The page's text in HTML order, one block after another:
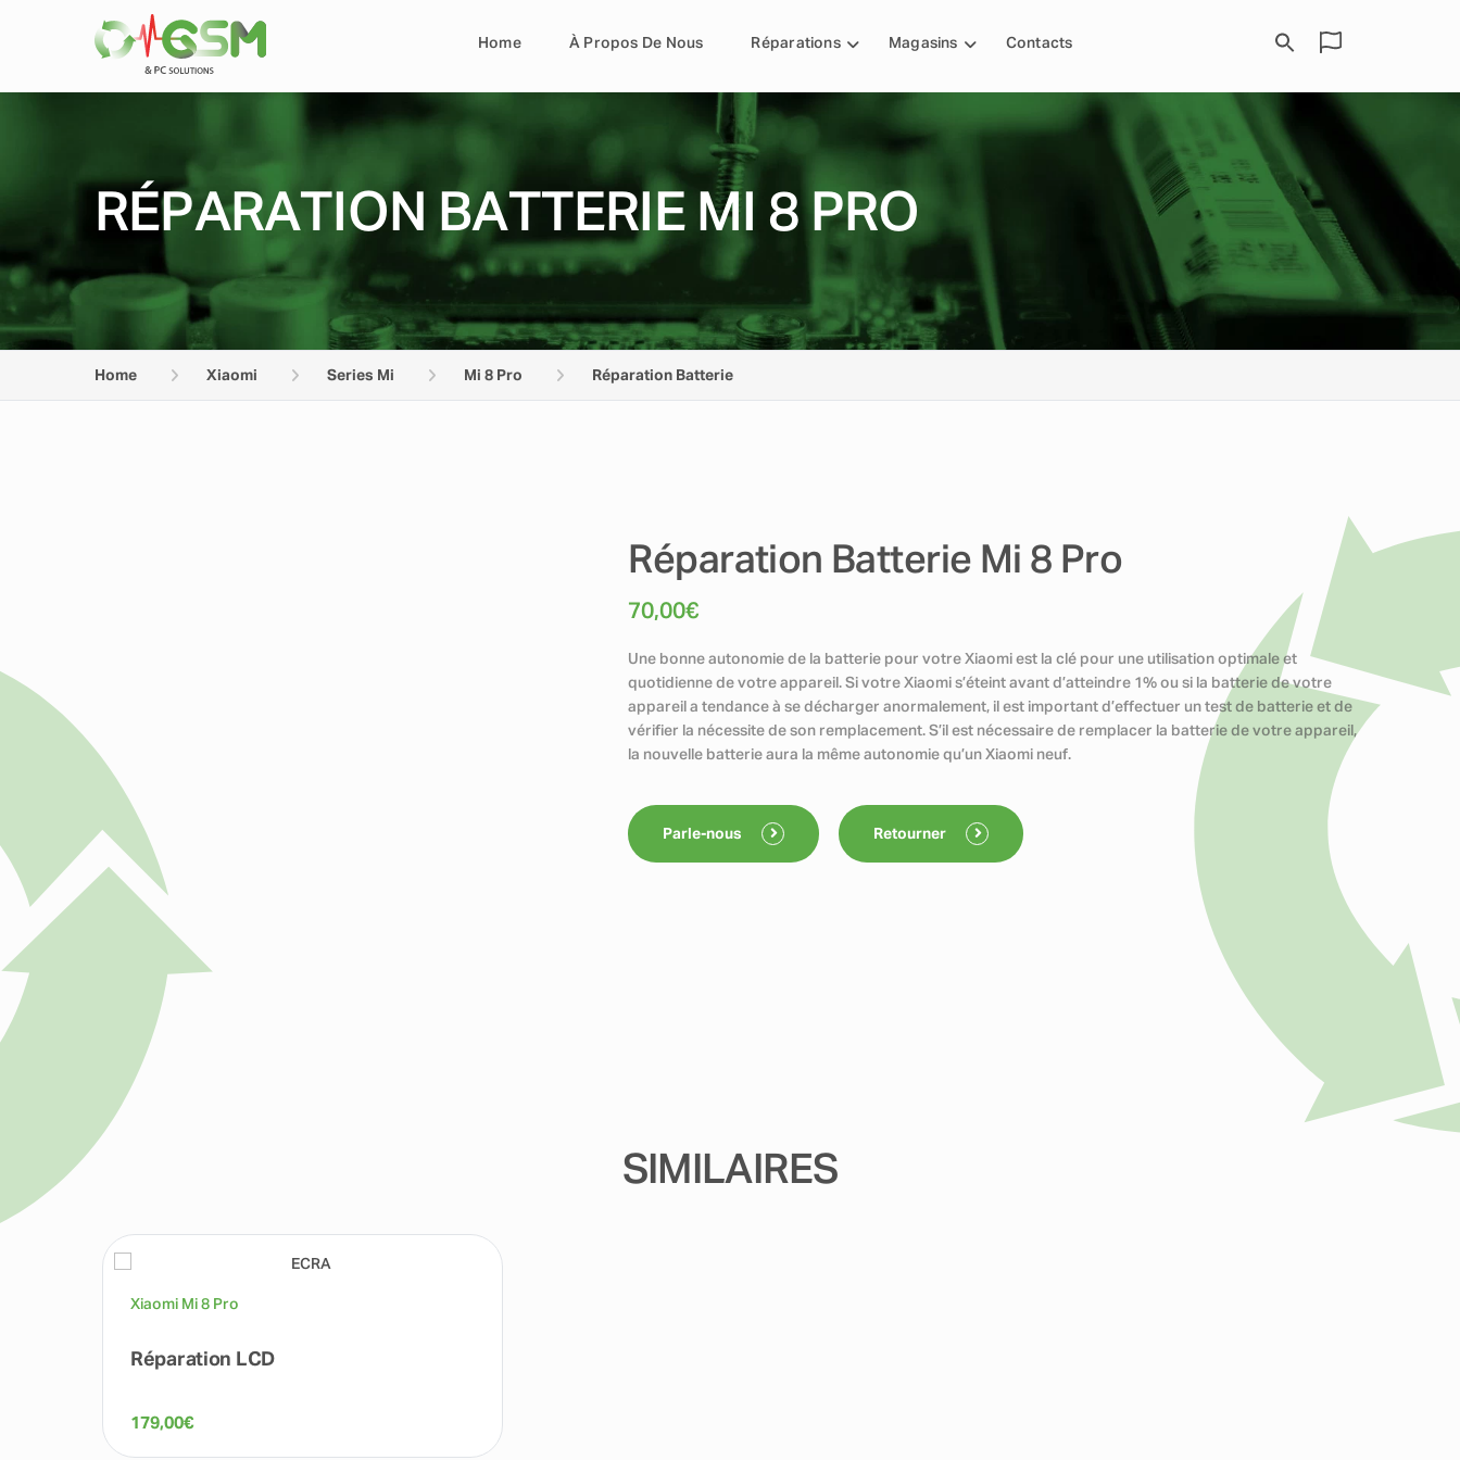
Home À Propos De Nous Réparations Magasins Contacts
RÉPARATION BATTERIE MI 8 PRO
Home Xiaomi Series Mi Mi 8 Pro Réparation Batterie
Réparation Batterie Mi 8 Pro
70,00€
Une bonne autonomie de la batterie pour votre Xiaomi est la clé pour une utilisation optimale et
quotidienne de votre appareil. Si votre Xiaomi s’éteint avant d’atteindre 1% ou si la batterie de votre
appareil a tendance à se décharger anormalement, il est important d’effectuer un test de batterie et de
vérifier la nécessite de son remplacement. S’il est nécessaire de remplacer la batterie de votre appareil,
la nouvelle batterie aura la même autonomie qu’un Xiaomi neuf.
Parle-nous Retourner
SIMILAIRES
Xiaomi Mi 8 Pro
Réparation LCD
179,00€